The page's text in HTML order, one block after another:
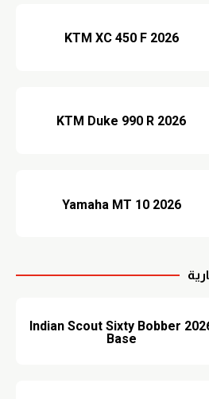
2026 KTM XC 450 F
2026 KTM Duke 990 R
2026 Yamaha MT 10
2026 Indian Scout Sixty Bobber
Base